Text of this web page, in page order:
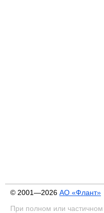
© 2001—2026 АО «Флант»
При полном или